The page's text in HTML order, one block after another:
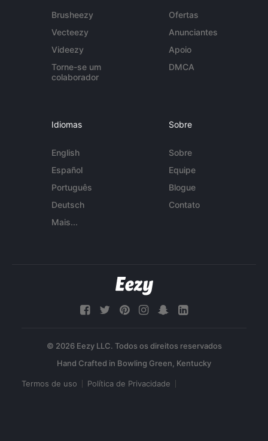
Brusheezy
Vecteezy
Videezy
Torne-se um
colaborador
Ofertas
Anunciantes
Apoio
DMCA
Idiomas
English
Español
Português
Deutsch
Mais...
Sobre
Sobre
Equipe
Blogue
Contato
© 2026 Eezy LLC. Todos os direitos reservados
Termos de uso Política de Privacidade